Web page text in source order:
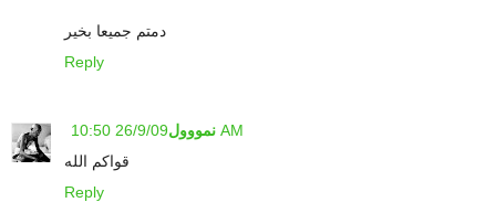
دمتم جميعا بخير
Reply
نمووول 26/9/09 10:50 AM
قواكم الله
Reply